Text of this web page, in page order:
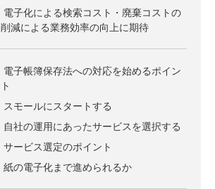
電子化による検索コスト・廃棄コストの
削減による業務効率の向上に期待
電子帳簿保存法への対応を始めるポイン
ト
スモールにスタートする
自社の運用にあったサービスを選択する
サービス選定のポイント
紙の電子化まで進められるか